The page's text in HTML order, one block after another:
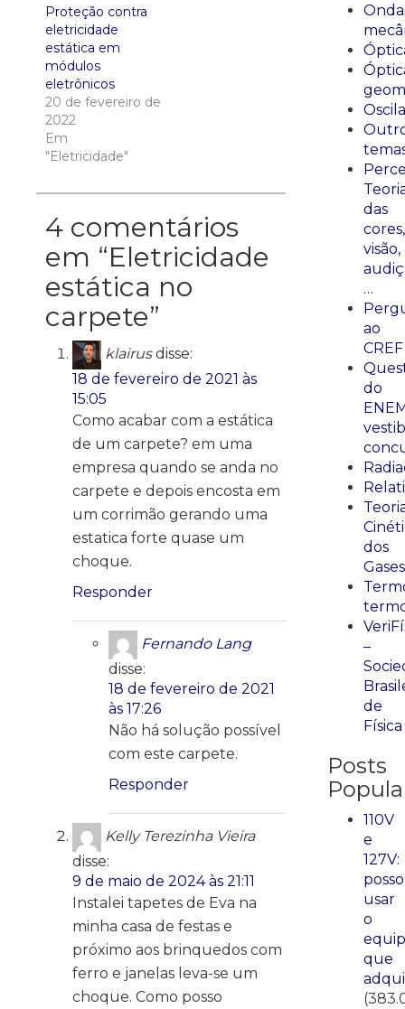
Proteção contra
eletricidade
estática em
módulos
eletrônicos
20 de fevereiro de
2022
Em
"Eletricidade"
4 comentários
em “Eletricidade
estática no
carpete”
klairus disse:
18 de fevereiro de 2021 às
15:05
Como acabar com a estática
de um carpete? em uma
empresa quando se anda no
carpete e depois encosta em
um corrimão gerando uma
estatica forte quase um
choque.
Responder
Fernando Lang
disse:
18 de fevereiro de 2021
às 17:26
Não há solução possível
com este carpete.
Responder
Kelly Terezinha Vieira
disse:
9 de maio de 2024 às 21:11
Instalei tapetes de Eva na
minha casa de festas e
próximo aos brinquedos com
ferro e janelas leva-se um
choque. Como posso
das
cores,
visão,
…
ao
CREF
do
dos
Gases
–
de
Física
Posts
110V
e
127V:
posso
usar
o
que